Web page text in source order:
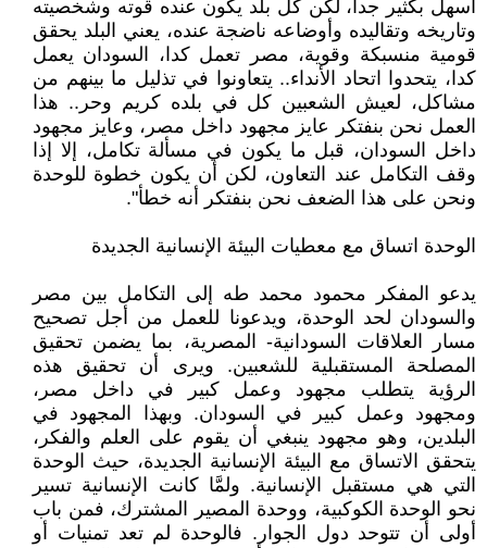
أسهل بكثير جداً، لكن كل بلد يكون عنده قوته وشخصيته
وتاريخه وتقاليده وأوضاعه ناضجة عنده، يعني البلد يحقق
قومية منسبكة وقوية، مصر تعمل كدا، السودان يعمل
كدا، يتحدوا اتحاد الأنداء.. يتعاونوا في تذليل ما بينهم من
مشاكل، لعيش الشعبين كل في بلده كريم وحر.. هذا
العمل نحن بنفتكر عايز مجهود داخل مصر، وعايز مجهود
داخل السودان، قبل ما يكون في مسألة تكامل، إلا إذا
وقف التكامل عند التعاون، لكن أن يكون خطوة للوحدة
ونحن على هذا الضعف نحن بنفتكر أنه خطأ".
الوحدة اتساق مع معطيات البيئة الإنسانية الجديدة
يدعو المفكر محمود محمد طه إلى التكامل بين مصر
والسودان لحد الوحدة، ويدعونا للعمل من أجل تصحيح
مسار العلاقات السودانية- المصرية، بما يضمن تحقيق
المصلحة المستقبلية للشعبين. ويرى أن تحقيق هذه
الرؤية يتطلب مجهود وعمل كبير في داخل مصر،
ومجهود وعمل كبير في السودان. وبهذا المجهود في
البلدين، وهو مجهود ينبغي أن يقوم على العلم والفكر،
يتحقق الاتساق مع البيئة الإنسانية الجديدة، حيث الوحدة
التي هي مستقبل الإنسانية. ولمَّا كانت الإنسانية تسير
نحو الوحدة الكوكبية، ووحدة المصير المشترك، فمن باب
أولى أن تتوحد دول الجوار. فالوحدة لم تعد تمنيات أو